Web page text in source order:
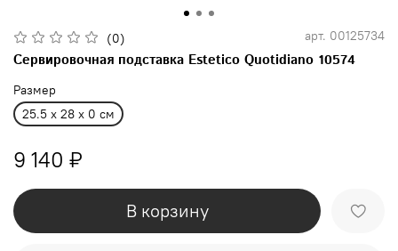
(0) арт. 00125734
Сервировочная подставка Estetico Quotidiano 10574
Размер
25.5 x 28 x 0 см
9 140 ₽
В корзину